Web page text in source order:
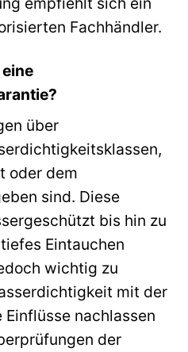
Fachhändler.
über
oder dem
sind. Diese
bis hin zu
Eintauchen
wichtig zu
mit der
nachlassen
der